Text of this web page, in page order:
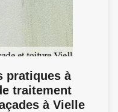
pratiques à
traitement
à Vielle